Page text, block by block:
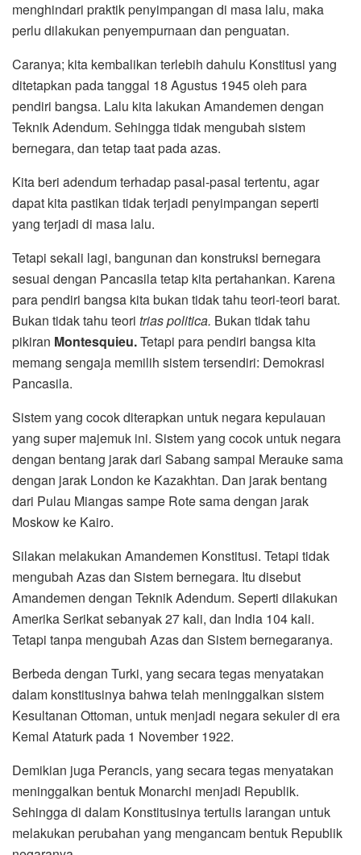
menghindari praktik penyimpangan di masa lalu, maka
perlu dilakukan penyempurnaan dan penguatan.
Caranya; kita kembalikan terlebih dahulu Konstitusi yang
ditetapkan pada tanggal 18 Agustus 1945 oleh para
pendiri bangsa. Lalu kita lakukan Amandemen dengan
Teknik Adendum. Sehingga tidak mengubah sistem
bernegara, dan tetap taat pada azas.
Kita beri adendum terhadap pasal-pasal tertentu, agar
dapat kita pastikan tidak terjadi penyimpangan seperti
yang terjadi di masa lalu.
Tetapi sekali lagi, bangunan dan konstruksi bernegara
sesuai dengan Pancasila tetap kita pertahankan. Karena
para pendiri bangsa kita bukan tidak tahu teori-teori barat.
Bukan tidak tahu teori trias politica. Bukan tidak tahu
pikiran Montesquieu.Tetapi para pendiri bangsa kita
memang sengaja memilih sistem tersendiri: Demokrasi
Pancasila.
Sistem yang cocok diterapkan untuk negara kepulauan
yang super majemuk ini. Sistem yang cocok untuk negara
dengan bentang jarak dari Sabang sampai Merauke sama
dengan jarak London ke Kazakhtan. Dan jarak bentang
dari Pulau Miangas sampe Rote sama dengan jarak
Moskow ke Kairo.
Silakan melakukan Amandemen Konstitusi. Tetapi tidak
mengubah Azas dan Sistem bernegara. Itu disebut
Amandemen dengan Teknik Adendum. Seperti dilakukan
Amerika Serikat sebanyak 27 kali, dan India 104 kali.
Tetapi tanpa mengubah Azas dan Sistem bernegaranya.
Berbeda dengan Turki, yang secara tegas menyatakan
dalam konstitusinya bahwa telah meninggalkan sistem
Kesultanan Ottoman, untuk menjadi negara sekuler di era
Kemal Ataturk pada 1 November 1922.
Demikian juga Perancis, yang secara tegas menyatakan
meninggalkan bentuk Monarchi menjadi Republik.
Sehingga di dalam Konstitusinya tertulis larangan untuk
melakukan perubahan yang mengancam bentuk Republik